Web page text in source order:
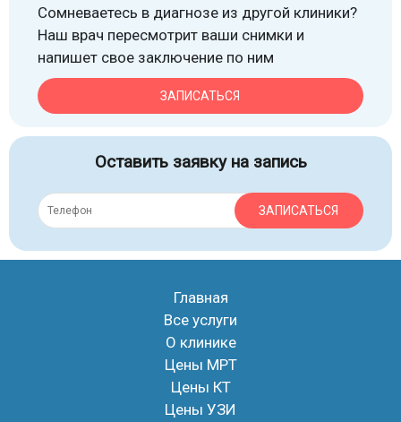
Сомневаетесь в диагнозе из другой клиники?
Наш врач пересмотрит ваши снимки и
напишет свое заключение по ним
ЗАПИСАТЬСЯ
Оставить заявку на запись
ЗАПИСАТЬСЯ
Главная
Все услуги
О клинике
Цены МРТ
Цены КТ
Цены УЗИ